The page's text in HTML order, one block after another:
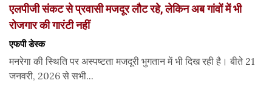
एलपीजी संकट से प्रवासी मजदूर लौट रहे, लेकिन अब गांवों में भी
रोजगार की गारंटी नहीं
एफपी डेस्‍क
मनरेगा की स्थिति पर अस्पष्टता मजदूरी भुगतान में भी दिख रही है। बीते 21
जनवरी, 2026 से सभी...